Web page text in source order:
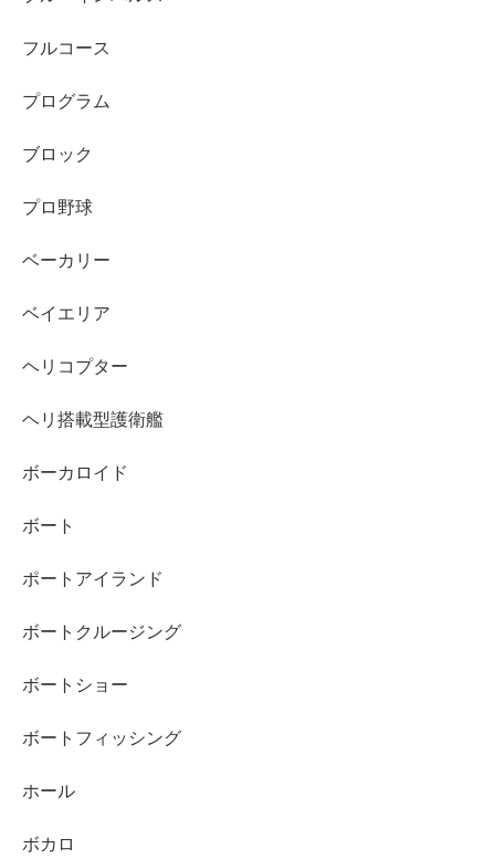
フルコース
プログラム
ブロック
プロ野球
ベーカリー
ベイエリア
ヘリコプター
ヘリ搭載型護衛艦
ボーカロイド
ボート
ポートアイランド
ボートクルージング
ボートショー
ボートフィッシング
ホール
ボカロ